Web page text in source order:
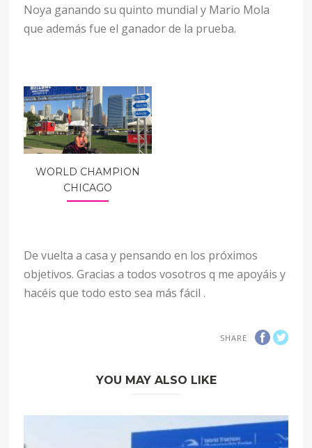
Noya ganando su quinto mundial y Mario Mola
que además fue el ganador de la prueba.
WORLD CHAMPION
CHICAGO
De vuelta a casa y pensando en los próximos
objetivos. Gracias a todos vosotros q me apoyáis y
hacéis que todo esto sea más fácil .
SHARE
YOU MAY ALSO LIKE